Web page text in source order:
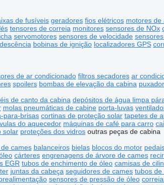
de fusíveis geradores fios elétricos motores de
tensores de correia monitores sensores de NOx
servomotores sensores de velocidade
bobinas de ignição localizadores GPS
de ar condicionado filtros secadores ar
spoilers bombas de elevação da cabina
de canto da cabina depósitos de água limpa
molas pneumáticas de cabine porta-luvas
para-brisas cortinas de proteção solar tapetes de
do aquecedor máquinas de café para carro
solar proteções dos vidros outras peças de cabina
cames balanceiros bielas blocos do motor
cárteres engrenagens de árvore de cames
EGR tubos de enchimento de óleo camisas de
juntas da cabeça seguidores de cames tubos de
sensores de pressão de óleo